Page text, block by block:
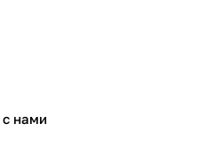
с нами